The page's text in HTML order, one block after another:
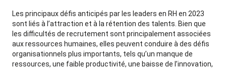
Les principaux défis anticipés par les leaders en RH en 2023
sont liés à l’attraction et à la rétention des talents. Bien que
les difficultés de recrutement sont principalement associées
aux ressources humaines, elles peuvent conduire à des défis
organisationnels plus importants, tels qu’un manque de
ressources, une faible productivité, une baisse de l’innovation,